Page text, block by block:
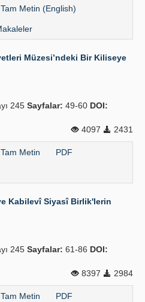
Tam Metin (English)
Müzesi’ndeki Bir Kiliseye
245 Sayfalar: 49-60 DOI:
4097
2431
Tam Metin PDF
Kabilevî Siyasî Birlik'lerin
245 Sayfalar: 61-86 DOI:
8397
2984
Tam Metin PDF